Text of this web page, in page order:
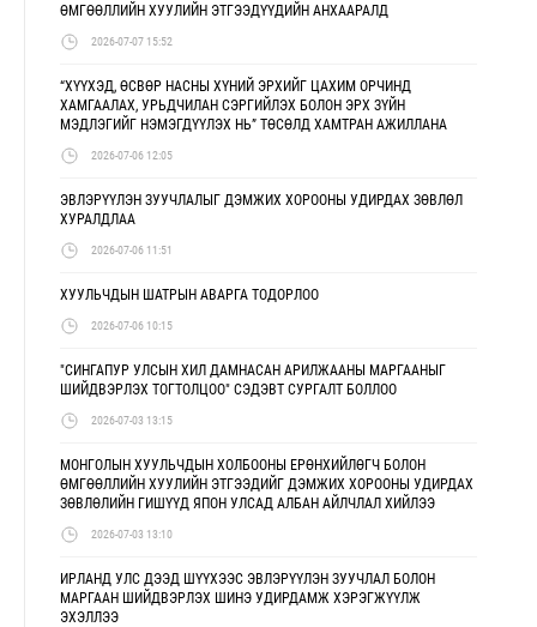
ӨМГӨӨЛЛИЙН ХУУЛИЙН ЭТГЭЭДҮҮДИЙН АНХААРАЛД
2026-07-07 15:52
“ХҮҮХЭД, ӨСВӨР НАСНЫ ХҮНИЙ ЭРХИЙГ ЦАХИМ ОРЧИНД
ХАМГААЛАХ, УРЬДЧИЛАН СЭРГИЙЛЭХ БОЛОН ЭРХ ЗҮЙН
МЭДЛЭГИЙГ НЭМЭГДҮҮЛЭХ НЬ” ТӨСӨЛД ХАМТРАН АЖИЛЛАНА
2026-07-06 12:05
ЭВЛЭРҮҮЛЭН ЗУУЧЛАЛЫГ ДЭМЖИХ ХОРООНЫ УДИРДАХ ЗӨВЛӨЛ
ХУРАЛДЛАА
2026-07-06 11:51
ХУУЛЬЧДЫН ШАТРЫН АВАРГА ТОДОРЛОО
2026-07-06 10:15
"СИНГАПУР УЛСЫН ХИЛ ДАМНАСАН АРИЛЖААНЫ МАРГААНЫГ
ШИЙДВЭРЛЭХ ТОГТОЛЦОО" СЭДЭВТ СУРГАЛТ БОЛЛОО
2026-07-03 13:15
МОНГОЛЫН ХУУЛЬЧДЫН ХОЛБООНЫ ЕРӨНХИЙЛӨГЧ БОЛОН
ӨМГӨӨЛЛИЙН ХУУЛИЙН ЭТГЭЭДИЙГ ДЭМЖИХ ХОРООНЫ УДИРДАХ
ЗӨВЛӨЛИЙН ГИШҮҮД ЯПОН УЛСАД АЛБАН АЙЛЧЛАЛ ХИЙЛЭЭ
2026-07-03 13:10
ИРЛАНД УЛС ДЭЭД ШҮҮХЭЭС ЭВЛЭРҮҮЛЭН ЗУУЧЛАЛ БОЛОН
МАРГААН ШИЙДВЭРЛЭХ ШИНЭ УДИРДАМЖ ХЭРЭГЖҮҮЛЖ
ЭХЭЛЛЭЭ